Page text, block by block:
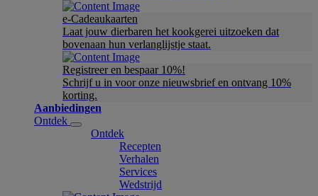
e-Cadeaukaarten
Laat jouw dierbaren het kookgerei uitzoeken dat
bovenaan hun verlanglijstje staat.
Registreer en bespaar 10%!
Schrijf u in voor onze nieuwsbrief en ontvang 10%
korting.
Aanbiedingen
Ontdek
Ontdek
Recepten
Verhalen
Services
Wedstrijd